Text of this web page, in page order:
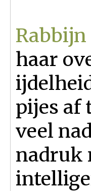
haar
pijes af
veel
nadruk